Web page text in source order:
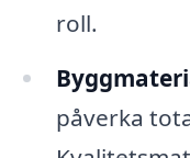
roll.
påverka